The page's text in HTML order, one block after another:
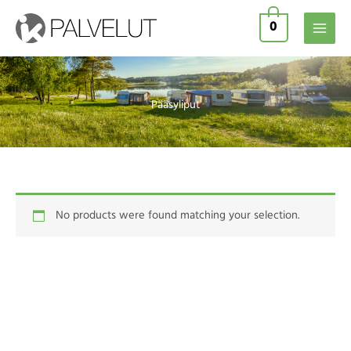
content
0
Pääsyliput
No products were found matching your selection.